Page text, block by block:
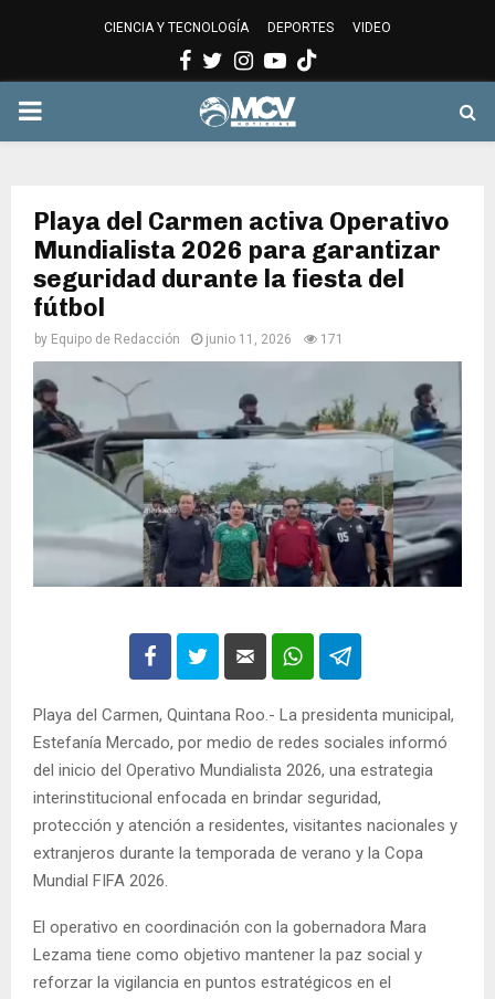
CIENCIA Y TECNOLOGÍA DEPORTES VIDEO
Facebook
Twitter
Instagram
Youtube
PRIMARY
Playa del Carmen activa Operativo
Mundialista 2026 para garantizar
seguridad durante la fiesta del
fútbol
by Equipo de Redacción junio 11, 2026 171
Playa del Carmen, Quintana Roo.- La presidenta municipal,
Estefanía Mercado, por medio de redes sociales informó
del inicio del Operativo Mundialista 2026, una estrategia
interinstitucional enfocada en brindar seguridad,
protección y atención a residentes, visitantes nacionales y
extranjeros durante la temporada de verano y la Copa
Mundial FIFA 2026.
El operativo en coordinación con la gobernadora Mara
Lezama tiene como objetivo mantener la paz social y
reforzar la vigilancia en puntos estratégicos en el